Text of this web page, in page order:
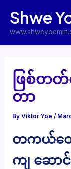
content
Shwe
ဖြစ်တ
တာ
ByViktor Yoe/
တကယ်တေ
ကျ ဆော